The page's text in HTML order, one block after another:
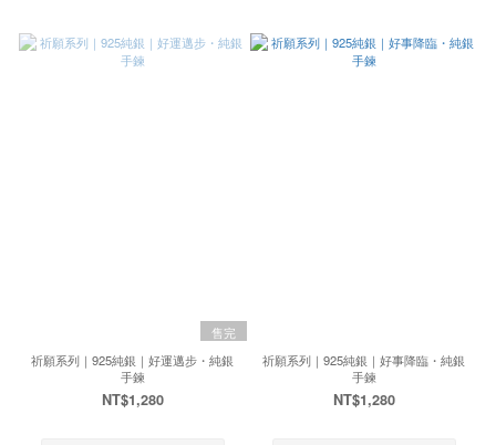
售完
祈願系列｜925純銀｜好運邁步・純銀
手鍊
NT$1,280
祈願系列｜925純銀｜好事降臨・純銀
手鍊
NT$1,280